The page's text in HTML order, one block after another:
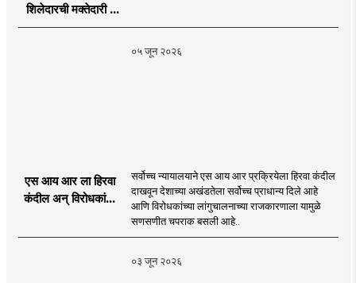
शिलेदारची मक्तेदारी |
Sahyadri Tiger
०५ जून २०२६
एस आय आर ला हिरवा
कंदील अन् विरोधकांना
सर्वोच्च न्यायालयाने एस आय आर प्रक्रियेला हिरवा कंदील
दाखवून देशाच्या अखंडतेला सर्वोच्च प्राधान्य दिले आहे
आणि विरोधकांच्या लांगुचालनाच्या राजकारणाला यामुळे
सणसणीत चपराक बसली आहे..
०३ जून २०२६